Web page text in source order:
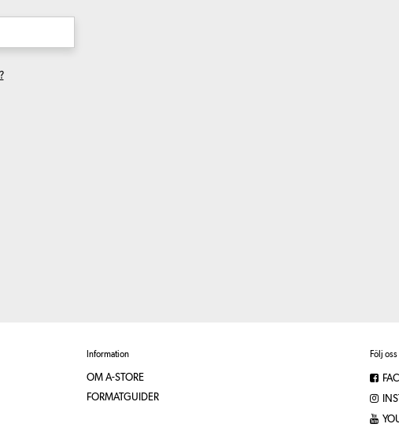
Information
OM A-STORE
FORMATGUIDER
Följ oss